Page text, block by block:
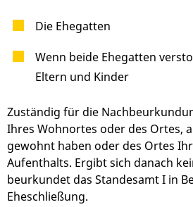
Die Ehegatten
Wenn beide Ehegatten
Eltern und Kinder
Zuständig für die
Ihres Wohnortes oder des Ortes,
gewohnt haben oder des Ortes
Aufenthalts. Ergibt sich danach
beurkundet das Standesamt I in
Eheschließung.